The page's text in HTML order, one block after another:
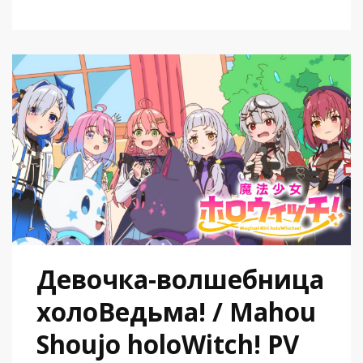
Девочка-волшебница
холоВедьма! / Mahou
Shoujo holoWitch! PV